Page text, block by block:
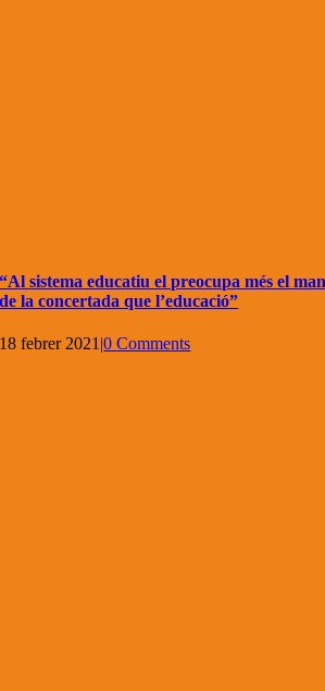
“Al sistema educatiu el preocupa més el
de la concertada que l’educació”
18 febrer 2021 |0 Comments